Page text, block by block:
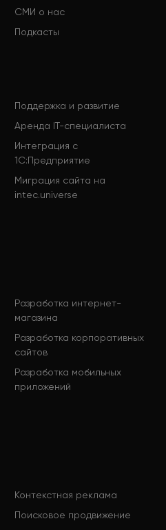
СМИ о нас
Подкасты
Поддержка и развитие
Аренда IT-специалиста
Интеграция с
1С:Предприятие
Миграция сайта на
intec.universe
Разработка интернет-
магазина
Разработка корпоративных
сайтов
Разработка мобильных
приложений
Контекстная реклама
Поисковое продвижение